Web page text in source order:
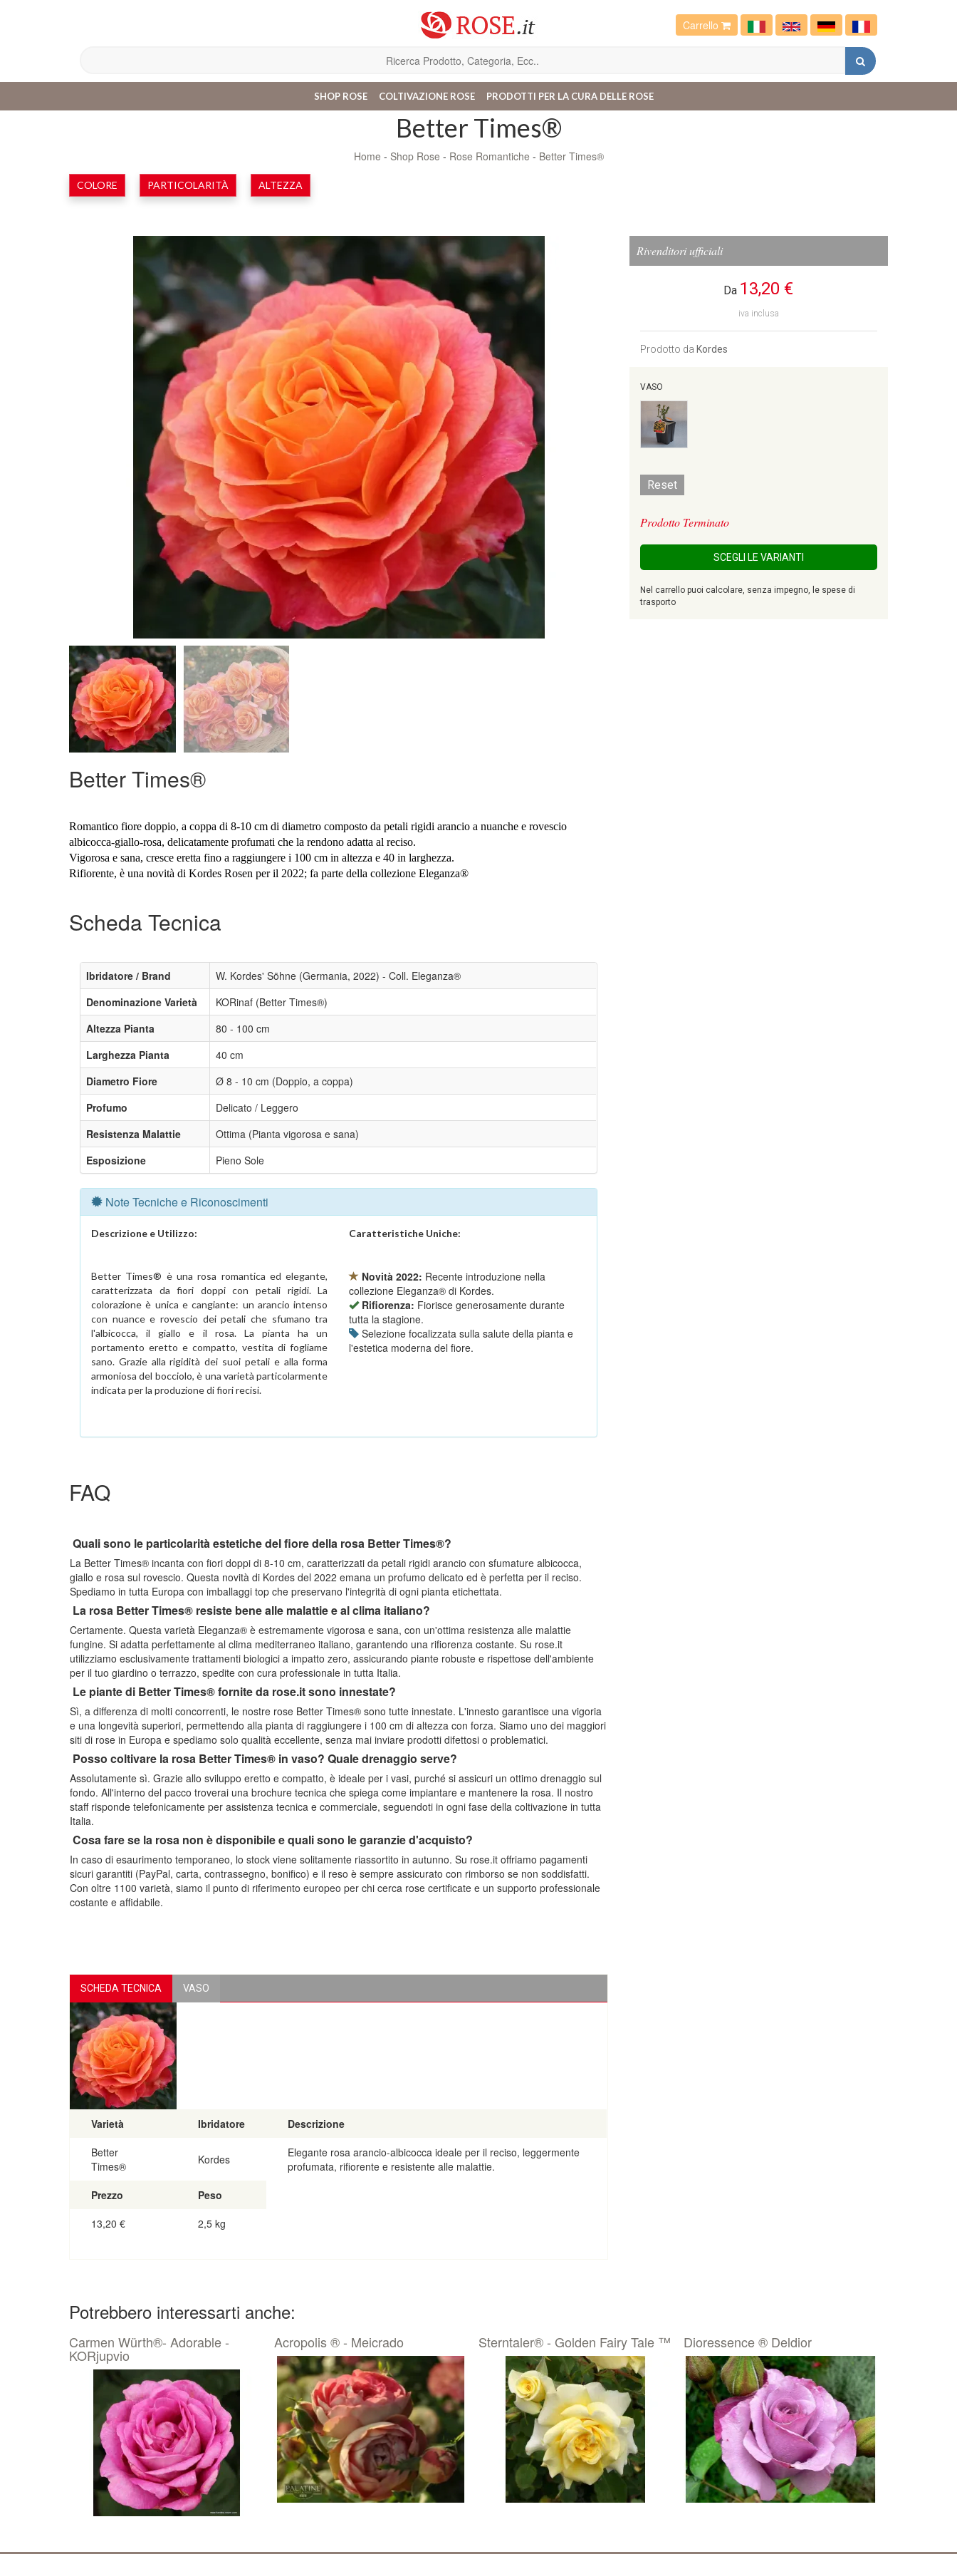
Carrello
SHOP ROSE COLTIVAZIONE ROSE PRODOTTI PER LA CURA DELLE ROSE
Better Times®
Home - Shop Rose - Rose Romantiche - Better Times®
COLORE PARTICOLARITÀ ALTEZZA
Better Times®
Romantico fiore doppio, a coppa di 8-10 cm di diametro composto da petali rigidi arancio a nuanche e rovescio
albicocca-giallo-rosa, delicatamente profumati che la rendono adatta al reciso.
Vigorosa e sana, cresce eretta fino a raggiungere i 100 cm in altezza e 40 in larghezza.
Rifiorente, è una novità di Kordes Rosen per il 2022; fa parte della collezione Eleganza®
Scheda Tecnica
Ibridatore / Brand
W. Kordes' Söhne (Germania, 2022) - Coll. Eleganza®
Denominazione Varietà
KORinaf (Better Times®)
Altezza Pianta
80 - 100 cm
Larghezza Pianta
40 cm
Diametro Fiore
Ø 8 - 10 cm (Doppio, a coppa)
Profumo
Delicato / Leggero
Resistenza Malattie
Ottima (Pianta vigorosa e sana)
Esposizione
Pieno Sole
Note Tecniche e Riconoscimenti
Descrizione e Utilizzo:
Better Times® è una rosa romantica ed elegante,
caratterizzata da fiori doppi con petali rigidi. La
colorazione è unica e cangiante: un arancio intenso
con nuance e rovescio dei petali che sfumano tra
l'albicocca, il giallo e il rosa. La pianta ha un
portamento eretto e compatto, vestita di fogliame
sano. Grazie alla rigidità dei suoi petali e alla forma
armoniosa del bocciolo, è una varietà particolarmente
indicata per la produzione di fiori recisi.
Caratteristiche Uniche:
Novità 2022: Recente introduzione nella
collezione Eleganza® di Kordes.
Rifiorenza: Fiorisce generosamente durante
tutta la stagione.
Selezione focalizzata sulla salute della pianta e
l'estetica moderna del fiore.
FAQ
Quali sono le particolarità estetiche del fiore della rosa Better Times®?
La Better Times® incanta con fiori doppi di 8-10 cm, caratterizzati da petali rigidi arancio con sfumature albicocca,
giallo e rosa sul rovescio. Questa novità di Kordes del 2022 emana un profumo delicato ed è perfetta per il reciso.
Spediamo in tutta Europa con imballaggi top che preservano l'integrità di ogni pianta etichettata.
La rosa Better Times® resiste bene alle malattie e al clima italiano?
Certamente. Questa varietà Eleganza® è estremamente vigorosa e sana, con un'ottima resistenza alle malattie
fungine. Si adatta perfettamente al clima mediterraneo italiano, garantendo una rifiorenza costante. Su rose.it
utilizziamo esclusivamente trattamenti biologici a impatto zero, assicurando piante robuste e rispettose dell'ambiente
per il tuo giardino o terrazzo, spedite con cura professionale in tutta Italia.
Le piante di Better Times® fornite da rose.it sono innestate?
Sì, a differenza di molti concorrenti, le nostre rose Better Times® sono tutte innestate. L'innesto garantisce una vigoria
e una longevità superiori, permettendo alla pianta di raggiungere i 100 cm di altezza con forza. Siamo uno dei maggiori
siti di rose in Europa e spediamo solo qualità eccellente, senza mai inviare prodotti difettosi o problematici.
Posso coltivare la rosa Better Times® in vaso? Quale drenaggio serve?
Assolutamente sì. Grazie allo sviluppo eretto e compatto, è ideale per i vasi, purché si assicuri un ottimo drenaggio sul
fondo. All'interno del pacco troverai una brochure tecnica che spiega come impiantare e mantenere la rosa. Il nostro
staff risponde telefonicamente per assistenza tecnica e commerciale, seguendoti in ogni fase della coltivazione in tutta
Italia.
Cosa fare se la rosa non è disponibile e quali sono le garanzie d'acquisto?
In caso di esaurimento temporaneo, lo stock viene solitamente riassortito in autunno. Su rose.it offriamo pagamenti
sicuri garantiti (PayPal, carta, contrassegno, bonifico) e il reso è sempre assicurato con rimborso se non soddisfatti.
Con oltre 1100 varietà, siamo il punto di riferimento europeo per chi cerca rose certificate e un supporto professionale
costante e affidabile.
Rivenditori ufficiali
Da 13,20 €
iva inclusa
Prodotto da Kordes
VASO
Reset
Prodotto Terminato
SCEGLI LE VARIANTI
Nel carrello puoi calcolare, senza impegno, le spese di
trasporto
SCHEDA TECNICA VASO
Varietà Ibridatore
Descrizione
Better
Times®
Kordes
Elegante rosa arancio-albicocca ideale per il reciso, leggermente
profumata, rifiorente e resistente alle malattie.
Prezzo
Peso
13,20 € 2,5 kg
Potrebbero interessarti anche:
Carmen Würth®- Adorable -
KORjupvio
Acropolis ® - Meicrado Sterntaler® - Golden Fairy Tale ™ Dioressence ® Deldior